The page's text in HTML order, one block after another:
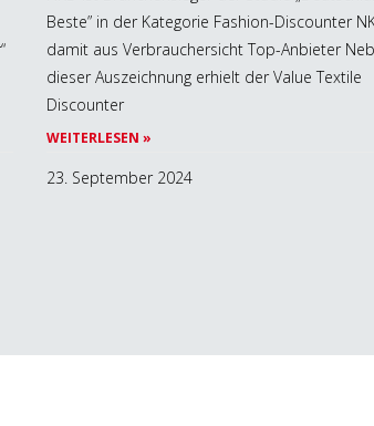
Beste” in der Kategorie Fashion-Discounter
damit aus Verbrauchersicht Top-Anbieter
dieser Auszeichnung erhielt der Value Textile
Discounter
WEITERLESEN »
23. September 2024